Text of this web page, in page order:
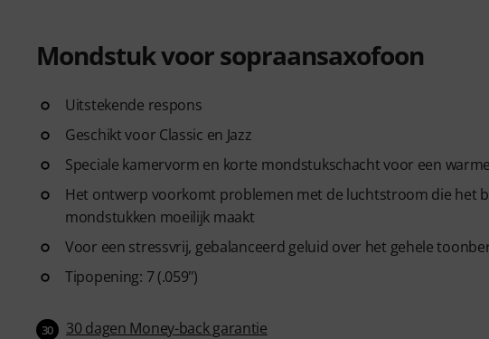
Mondstuk voor sopraansaxofoon
Uitstekende respons
Geschikt voor Classic en Jazz
Speciale kamervorm en korte mondstukschacht voor een
Het ontwerp voorkomt problemen met de luchtstroom die het
mondstukken moeilijk maakt
Voor een stressvrij, gebalanceerd geluid over het gehele
Tipopening: 7 (.059")
30 30 dagen Money-back garantie